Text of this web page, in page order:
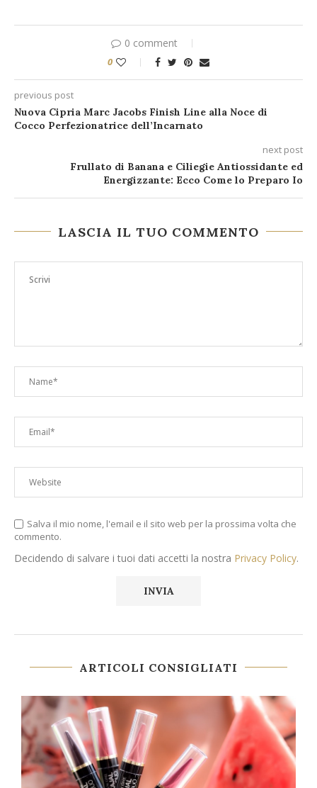
0 comment
0
previous post
Nuova Cipria Marc Jacobs Finish Line alla Noce di
Cocco Perfezionatrice dell’Incarnato
next post
Frullato di Banana e Ciliegie Antiossidante ed
Energizzante: Ecco Come lo Preparo Io
LASCIA IL TUO COMMENTO
Salva il mio nome, l'email e il sito web per la prossima volta che
commento.
Decidendo di salvare i tuoi dati accetti la nostra Privacy Policy.
ARTICOLI CONSIGLIATI